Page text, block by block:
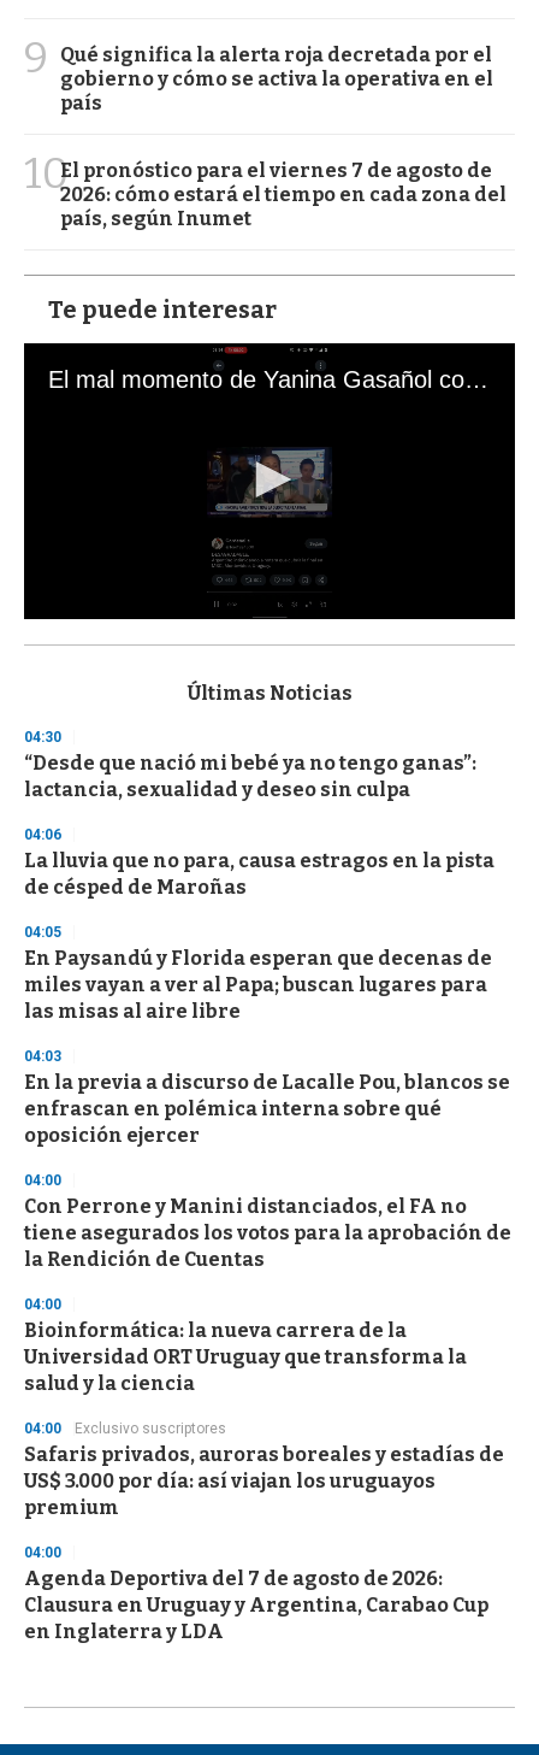
9
Qué significa la alerta roja decretada por el
gobierno y cómo se activa la operativa en el
país
10El pronóstico para el viernes 7 de agosto de
2026: cómo estará el tiempo en cada zona del
país, según Inumet
Te puede interesar
El mal momento de Yanina Gasañol con un hincha argentino en "Subrayado"
s
d
s
o
f
3
s
e
c
n
d
Últimas Noticias
04:30
“Desde que nació mi bebé ya no tengo ganas”:
lactancia, sexualidad y deseo sin culpa
04:06
La lluvia que no para, causa estragos en la pista
de césped de Maroñas
04:05
En Paysandú y Florida esperan que decenas de
miles vayan a ver al Papa; buscan lugares para
las misas al aire libre
04:03
En la previa a discurso de Lacalle Pou, blancos se
enfrascan en polémica interna sobre qué
oposición ejercer
04:00
Con Perrone y Manini distanciados, el FA no
tiene asegurados los votos para la aprobación de
la Rendición de Cuentas
04:00
Bioinformática: la nueva carrera de la
Universidad ORT Uruguay que transforma la
salud y la ciencia
04:00 Exclusivo suscriptores
Safaris privados, auroras boreales y estadías de
US$ 3.000 por día: así viajan los uruguayos
premium
04:00
Agenda Deportiva del 7 de agosto de 2026:
Clausura en Uruguay y Argentina, Carabao Cup
en Inglaterra y LDA